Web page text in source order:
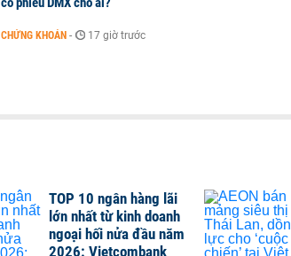
CHỨNG KHOÁN - 17 giờ trước
TOP 10 ngân hàng lãi
lớn nhất từ kinh doanh
ngoại hối nửa đầu năm
2026: Vietcombank